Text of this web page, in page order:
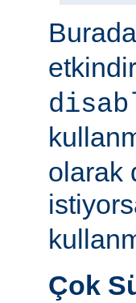
olarak
Çok